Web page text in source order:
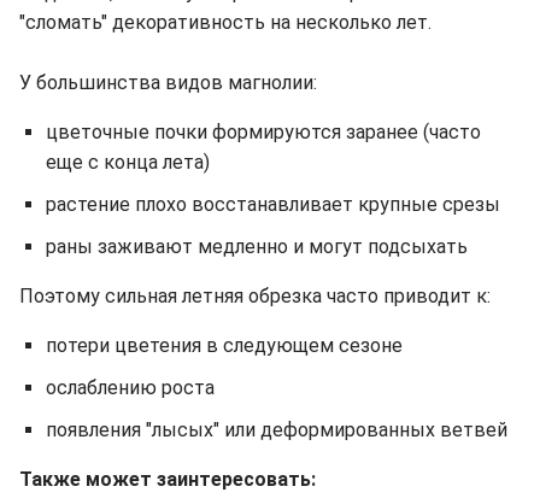
"сломать" декоративность на несколько лет.
У большинства видов магнолии:
цветочные почки формируются заранее (часто
еще с конца лета)
растение плохо восстанавливает крупные срезы
раны заживают медленно и могут подсыхать
Поэтому сильная летняя обрезка часто приводит к:
потери цветения в следующем сезоне
ослаблению роста
появления "лысых" или деформированных ветвей
Также может заинтересовать: